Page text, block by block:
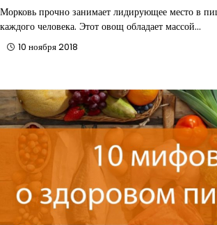
Морковь прочно занимает лидирующее место в
каждого человека. Этот овощ обладает массой…
10 ноября 2018